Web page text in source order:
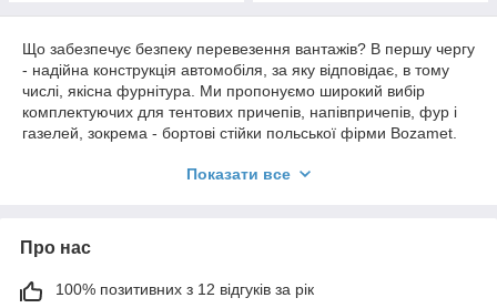
Що забезпечує безпеку перевезення вантажів? В першу чергу
- надійна конструкція автомобіля, за яку відповідає, в тому
числі, якісна фурнітура. Ми пропонуємо широкий вибір
комплектуючих для тентових причепів, напівпричепів, фур і
газелей, зокрема - бортові стійки польської фірми Bozamet.
уникнення деформації стінок. Підходить для тентових
Показати все
Про нас
100% позитивних з 12 відгуків за рік